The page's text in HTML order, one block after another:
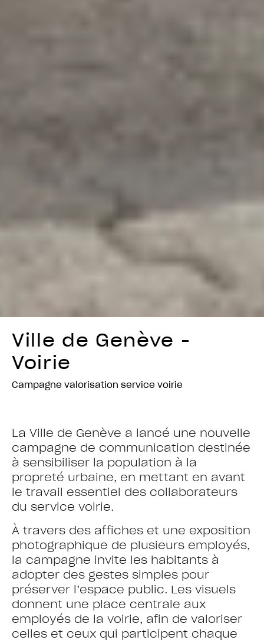
Ville de Genève -
Voirie
Campagne valorisation service voirie
La Ville de Genève a lancé une nouvelle
campagne de communication destinée
à sensibiliser la population à la
propreté urbaine, en mettant en avant
le travail essentiel des collaborateurs
du service voirie.
À travers des affiches et une exposition
photographique de plusieurs employés,
la campagne invite les habitants à
adopter des gestes simples pour
préserver l’espace public. Les visuels
donnent une place centrale aux
employés de la voirie, afin de valoriser
celles et ceux qui participent chaque